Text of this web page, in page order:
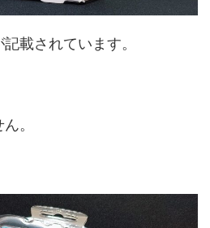
載されています。
。